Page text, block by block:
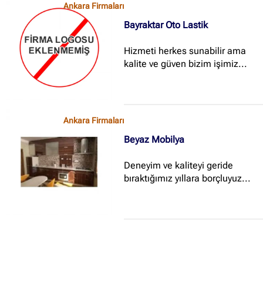
Ankara Firmaları
Bayraktar Oto Lastik
Hizmeti herkes sunabilir ama
kalite ve güven bizim işimiz...
Ankara Firmaları
Beyaz Mobilya
Deneyim ve kaliteyi geride
bıraktığımız yıllara borçluyuz...